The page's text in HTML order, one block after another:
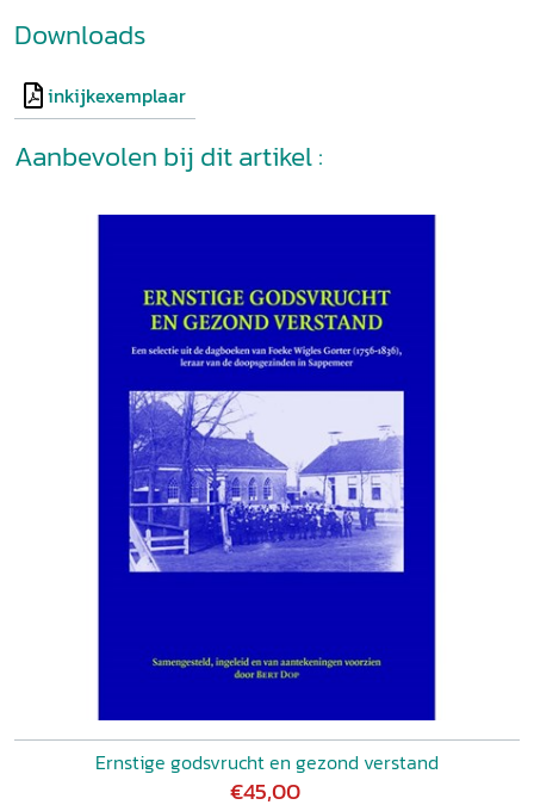
Downloads
inkijkexemplaar
Aanbevolen bij dit artikel :
Ernstige godsvrucht en gezond verstand
€45,00